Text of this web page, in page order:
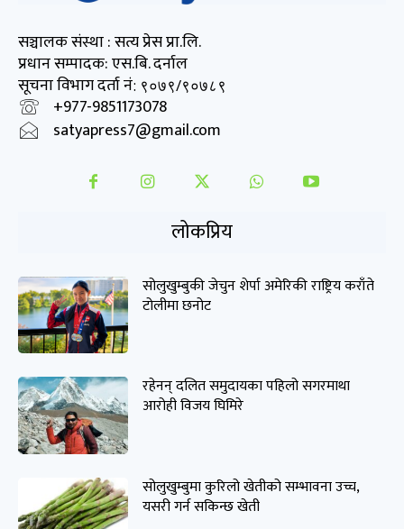
सञ्चालक संस्था : सत्य प्रेस प्रा.लि.
प्रधान सम्पादक: एस.बि. दर्नाल
सूचना विभाग दर्ता नं: ९०७९/९०७८९
+977-9851173078
satyapress7@gmail.com
लोकप्रिय
सोलुखुम्बुकी जेचुन शेर्पा अमेरिकी राष्ट्रिय कराँते
टोलीमा छनोट
रहेनन् दलित समुदायका पहिलो सगरमाथा
आरोही विजय घिमिरे
सोलुखुम्बुमा कुरिलो खेतीको सम्भावना उच्च,
यसरी गर्न सकिन्छ खेती